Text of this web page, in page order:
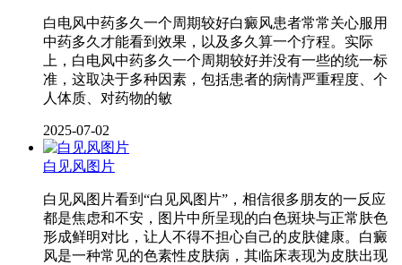
白电风中药多久一个周期较好白癜风患者常常关心服用
中药多久才能看到效果，以及多久算一个疗程。实际
上，白电风中药多久一个周期较好并没有一些的统一标
准，这取决于多种因素，包括患者的病情严重程度、个
人体质、对药物的敏
2025-07-02
白见风图片
白见风图片看到“白见风图片”，相信很多朋友的一反应
都是焦虑和不安，图片中所呈现的白色斑块与正常肤色
形成鲜明对比，让人不得不担心自己的皮肤健康。白癜
风是一种常见的色素性皮肤病，其临床表现为皮肤出现